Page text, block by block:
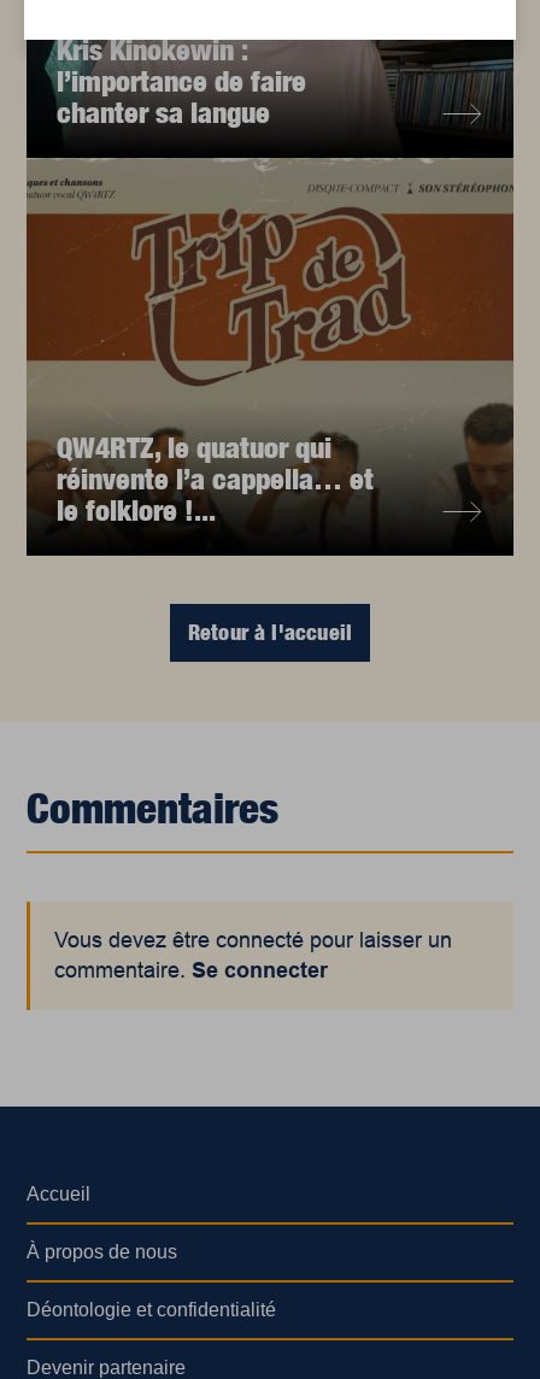
Kris Kinokewin :
l’importance de faire
chanter sa langue
QW4RTZ, le quatuor qui
réinvente l’a cappella… et
le folklore !...
Retour à l'accueil
Commentaires
Vous devez être connecté pour laisser un
commentaire.Se connecter
Accueil
À propos de nous
Déontologie et confidentialité
Devenir partenaire